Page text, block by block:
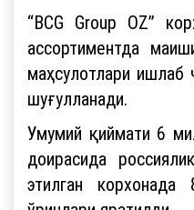
“BCG Group OZ”
ассортиментда
маҳсулотлари ишлаб
шуғулланади.
Умумий қиймати 6
доирасида
этилган